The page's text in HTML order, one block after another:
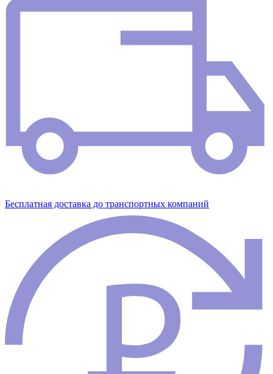
Бесплатная доставка до транспортных компаний